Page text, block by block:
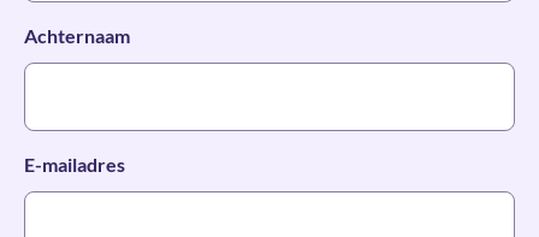
Achternaam*
E-mailadres*